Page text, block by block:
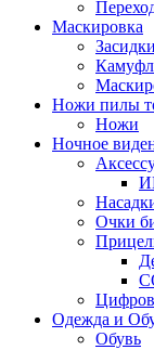
Маскировка
Ножи пилы
Ножи
Ночное
Очки
Одежда и
Обувь